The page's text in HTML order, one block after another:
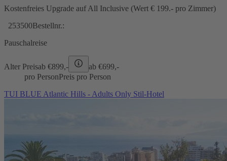
Kostenfreies Upgrade auf All Inclusive (Wert € 199.- pro Zimmer)
253500Bestellnr.:
Pauschalreise
Alter Preisab €899,- ab €699,-
pro PersonPreis pro Person
TUI BLUE Atlantic Hills - Adults Only Stil-Hotel